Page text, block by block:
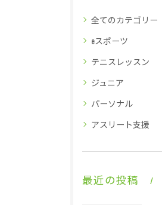
全てのカテゴリー
eスポーツ
テニスレッスン
ジュニア
パーソナル
アスリート支援
最近の投稿